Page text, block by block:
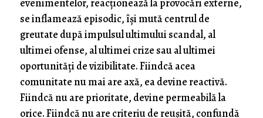
evenimentelor, reacționează la provocări externe,
se inflamează episodic, își mută centrul de
greutate după impulsul ultimului scandal, al
ultimei ofense, al ultimei crize sau al ultimei
oportunități de vizibilitate. Fiindcă acea
comunitate nu mai are axă, ea devine reactivă.
Fiindcă nu are prioritate, devine permeabilă la
orice. Fiindcă nu are criteriu de reușită, confundă